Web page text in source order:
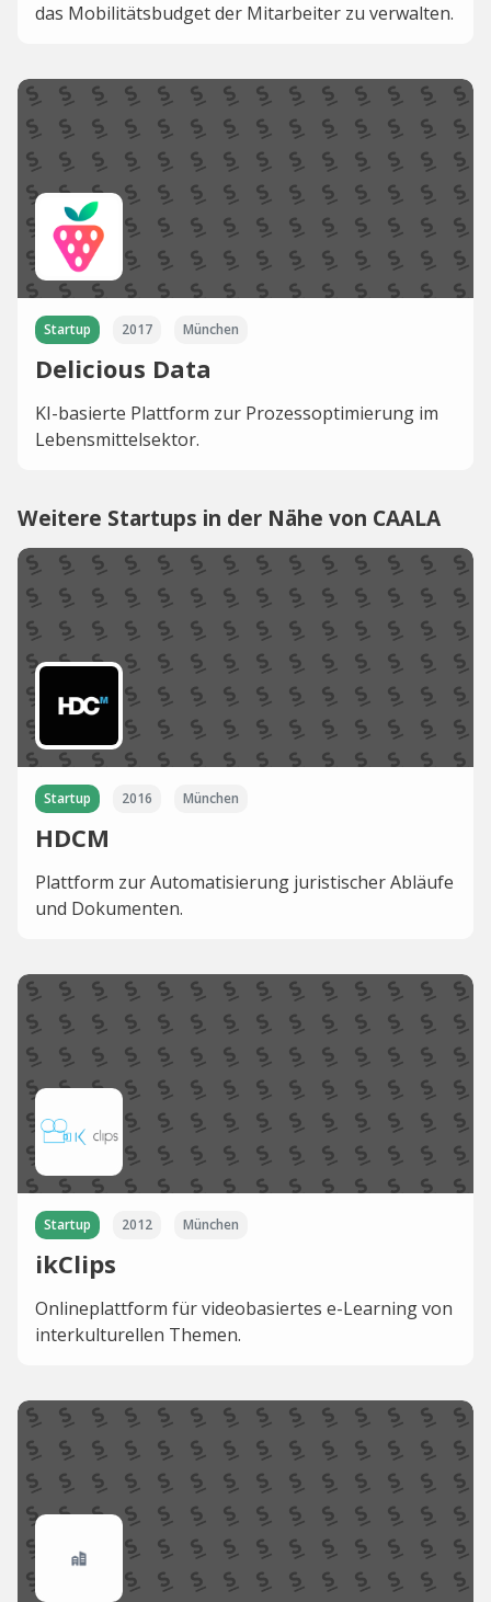
das Mobilitätsbudget der Mitarbeiter zu verwalten.
Startup 2017 München
Delicious Data
KI-basierte Plattform zur Prozessoptimierung im
Lebensmittelsektor.
Weitere Startups in der Nähe von CAALA
Startup 2016 München
HDCM
Plattform zur Automatisierung juristischer Abläufe
und Dokumenten.
Startup 2012 München
ikClips
Onlineplattform für videobasiertes e-Learning von
interkulturellen Themen.